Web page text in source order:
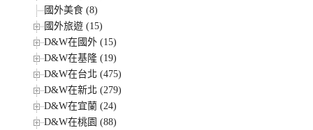
國外美食 (8)
國外旅遊 (15)
D&W在國外 (15)
D&W在基隆 (19)
D&W在台北 (475)
D&W在新北 (279)
D&W在宜蘭 (24)
D&W在桃園 (88)